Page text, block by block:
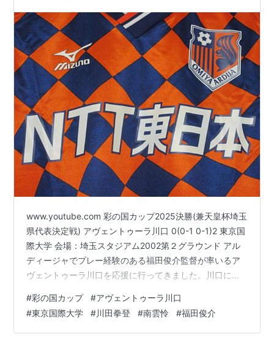
ツ大学と交流協定締結
1993年、オーストラリア海外ゼミナール開始（現・グ
リフィス大学ゼミナール）
1994年、スウェーデン・ヴェクショー大学と交流協定
締結、大学院経済学研究科修士課程設置
1995年、第2キャンパス図書館・20号館・クエストセン
ターアネックス竣工、教養学部を国際関係学部・人間社
会学部に改組転換、創学30周年式典
1996年、台湾・中国文化大学と交流協定締結
1999年、TIUA10周年、ドイツ・コンスタンツ大学との
学術・文化交流に関する協定締結
2000年、山西大学ゼミナール開始、岡本清教授、学長
に就任
2001年、早稲田サテライト開設、大学院臨床心理学研
究科博士課程(前期・後期)設置、彩の国大学コンソーシ
アム協定締結
2002年、大学院経済学研究科博士課程（後期）設置、
国際関係学部国際報道学科設置、荒井孝昌教授が学長に
就任、第2キャンパススタジオ棟竣工
www.youtube.com 彩の国カップ2025決勝(兼天皇杯埼玉
県代表決定戦) アヴェントゥーラ川口 0(0-1 0-1)2 東京国
際大学 会場：埼玉スタジアム2002第２グラウンド アル
ディージャでプレー経験のある福田俊介監督が率いるア
ヴェントゥーラ川口を応援に行ってきました。川口に
います。 ランキング参加中サッカー
#彩の国カップ #アヴェントゥーラ川口
#東京国際大学 #川田拳登 #南雲怜 #福田俊介